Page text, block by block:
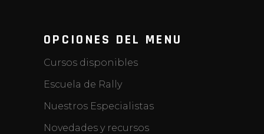
OPCIONES DEL MENU
Cursos disponibles
Escuela de Rally
Nuestros Especialistas
Novedades y recursos